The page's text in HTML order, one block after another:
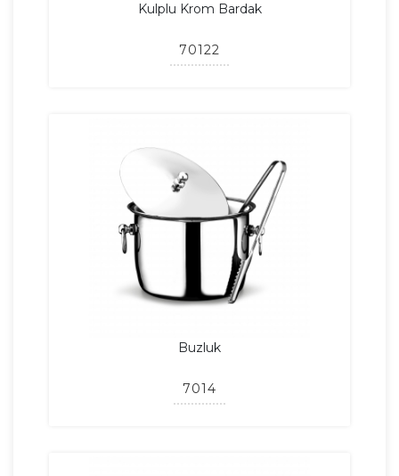
Kulplu Krom Bardak
70122
Buzluk
7014